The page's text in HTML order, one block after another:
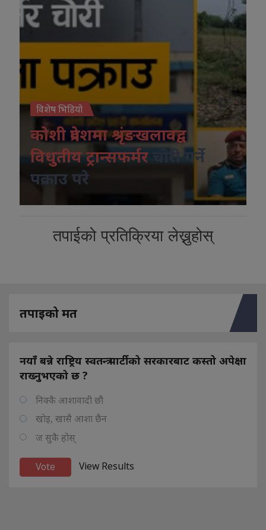
विशेष भिडियो
कोशी प्रदेशमा श्रृंङखलावद्व
विधुतीय ट्रान्सफर्मर
चोरी गर्ने
पक्राउ परे
तपाईको प्रतिक्रिया लेख्नुहोस्
तपाइको मत
नयाँ बन्ने राष्ट्रिय स्वतन्त्र पार्टीको सरकारबाट कस्तो अपेक्षा
राख्नुभएको छ ?
निक्कै आशावादी छौ
खोइ, खासै आशा छैन
ज सुकै होस्
View Results